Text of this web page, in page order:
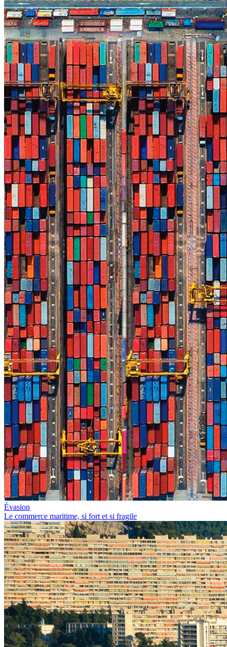
Évasion
Le commerce maritime, si fort et si fragile